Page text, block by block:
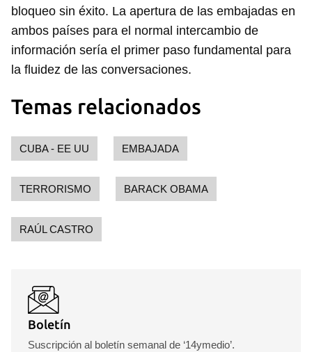
bloqueo sin éxito. La apertura de las embajadas en
ambos países para el normal intercambio de
información sería el primer paso fundamental para
la fluidez de las conversaciones.
Temas relacionados
CUBA - EE UU EMBAJADA
TERRORISMO BARACK OBAMA
RAÚL CASTRO
Boletín
Suscripción al boletín semanal de ‘14ymedio’.